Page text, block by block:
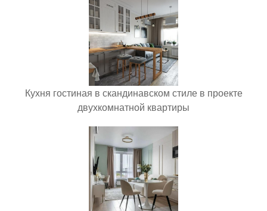
Кухня гостиная в скандинавском стиле в проекте
двухкомнатной квартиры